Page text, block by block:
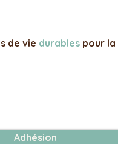
de vie durables pour la
Adhésion